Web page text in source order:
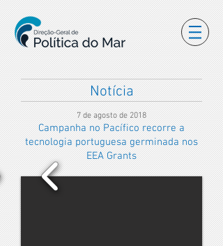
Notícia
7 de agosto de 2018
Campanha no Pacífico recorre a
tecnologia portuguesa germinada nos
EEA Grants